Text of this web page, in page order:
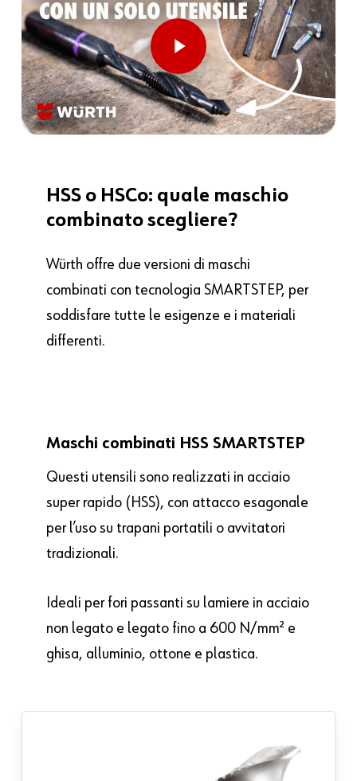
Play Video
HSS o HSCo: quale maschio
combinato scegliere?
Würth offre due versioni di maschi
combinati con tecnologia SMARTSTEP, per
soddisfare tutte le esigenze e i materiali
differenti.
Maschi combinati HSS SMARTSTEP
Questi utensili sono realizzati in acciaio
super rapido (HSS), con attacco esagonale
per l’uso su trapani portatili o avvitatori
tradizionali.
Ideali per fori passanti su lamiere in acciaio
non legato e legato fino a 600 N/mm² e
ghisa, alluminio, ottone e plastica.